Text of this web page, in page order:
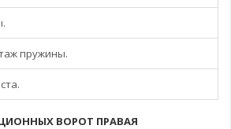
пружины.
ВОРОТ ПРАВАЯ